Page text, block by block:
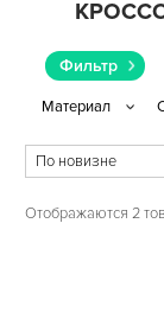
Фильтр
Отображаются 2